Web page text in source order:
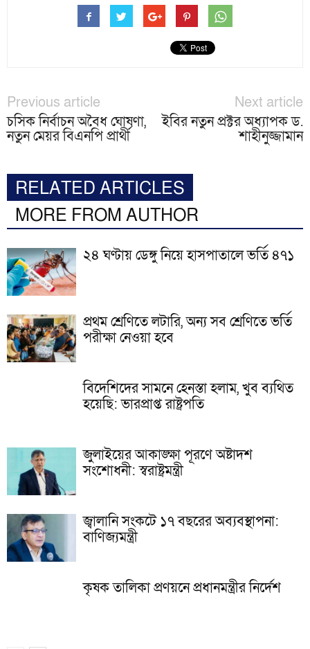
Previous article
চসিক নির্বাচন অবৈধ ঘোষণা,
নতুন মেয়র বিএনপি প্রার্থী
Next article
ইবির নতুন প্রক্টর অধ্যাপক ড.
শাহীনুজ্জামান
RELATED ARTICLES
MORE FROM AUTHOR
২৪ ঘণ্টায় ডেঙ্গু নিয়ে হাসপাতালে ভর্তি ৪৭১
প্রথম শ্রেণিতে লটারি, অন্য সব শ্রেণিতে ভর্তি
পরীক্ষা নেওয়া হবে
বিদেশিদের সামনে হেনস্তা হলাম, খুব ব্যথিত
হয়েছি: ভারপ্রাপ্ত রাষ্ট্রপতি
জুলাইয়ের আকাঙ্ক্ষা পূরণে অষ্টাদশ
সংশোধনী: স্বরাষ্ট্রমন্ত্রী
জ্বালানি সংকটে ১৭ বছরের অব্যবস্থাপনা:
বাণিজ্যমন্ত্রী
কৃষক তালিকা প্রণয়নে প্রধানমন্ত্রীর নির্দেশ